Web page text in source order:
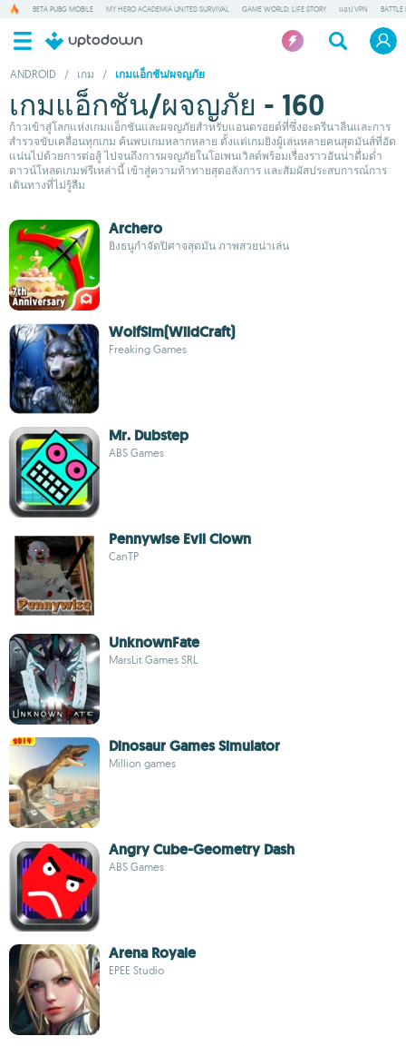
BETA PUBG MOBILE MY HERO ACADEMIA UNITED SURVIVAL GAME WORLD: LIFE STORY แอป VPN BATTLE
ANDROID / เกม / เกมแอ็กชัน/ผจญภัย
เกมแอ็กชัน/ผจญภัย - 160
ก้าวเข้าสู่โลกแห่งเกมแอ็กชันและผจญภัยสำหรับแอนดรอยด์ที่ซึ่งอะดรีนาลีนและการ
สำรวจขับเคลื่อนทุกเกม ค้นพบเกมหลากหลาย ตั้งแต่เกมยิงผู้เล่นหลายคนสุดมันส์ที่อัด
แน่นไปด้วยการต่อสู้ ไปจนถึงการผจญภัยในโอเพนเวิลด์พร้อมเรื่องราวอันน่าดื่มด่ำ
ดาวน์โหลดเกมฟรีเหล่านี้ เข้าสู่ความท้าทายสุดอลังการ และสัมผัสประสบการณ์การ
เดินทางที่ไม่รู้ลืม
Archero
ยิงธนูกำจัดปิศาจสุดมัน ภาพสวยน่าเล่น
WolfSim(WildCraft)
Freaking Games
Mr. Dubstep
ABS Games
Pennywise Evil Clown
CanTP
UnknownFate
MarsLit Games SRL
Dinosaur Games Simulator
Million games
Angry Cube-Geometry Dash
ABS Games
Arena Royale
EPEE Studio